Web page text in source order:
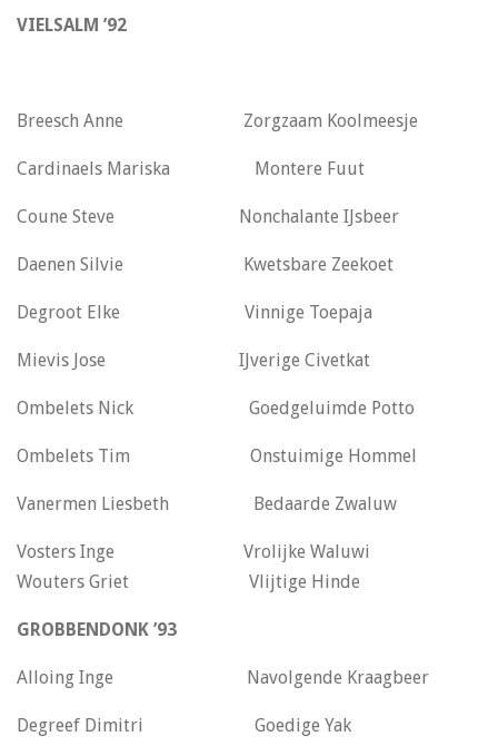
VIELSALM ’92
Breesch Anne Zorgzaam Koolmeesje
Cardinaels Mariska Montere Fuut
Coune Steve Nonchalante IJsbeer
Daenen Silvie Kwetsbare Zeekoet
Degroot Elke Vinnige Toepaja
Mievis Jose IJverige Civetkat
Ombelets Nick Goedgeluimde Potto
Ombelets Tim Onstuimige Hommel
Vanermen Liesbeth Bedaarde Zwaluw
Vosters Inge Vrolijke Waluwi
Wouters Griet Vlijtige Hinde
GROBBENDONK ’93
Alloing Inge Navolgende Kraagbeer
Degreef Dimitri Goedige Yak